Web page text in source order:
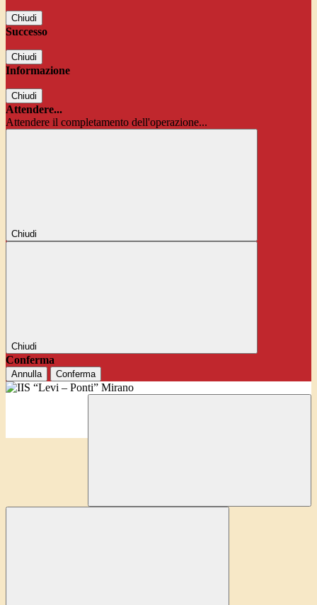
Chiudi
Successo
Chiudi
Informazione
Chiudi
Attendere...
Attendere il completamento dell'operazione...
Chiudi
Chiudi
Conferma
Annulla Conferma